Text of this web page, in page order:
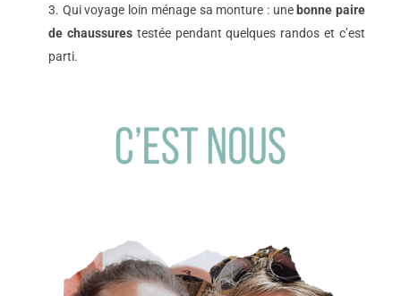
Qui voyage loin ménage sa monture : une bonne paire
de chaussurestestée pendant quelques randos et c’est
parti.